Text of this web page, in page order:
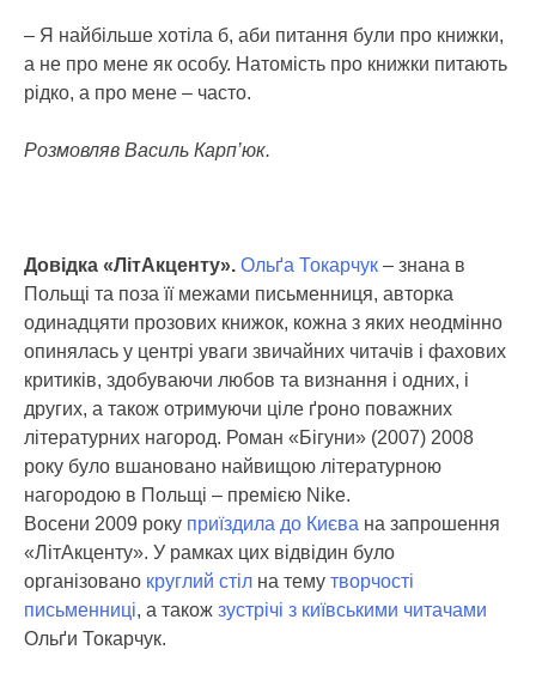
– Я найбільше хотіла б, аби питання були про книжки,
а не про мене як особу. Натомість про книжки питають
рідко, а про мене – часто.
Розмовляв Василь Карп’юк.
Довідка «ЛітАкценту». Ольґа Токарчук – знана в
Польщі та поза її межами письменниця, авторка
одинадцяти прозових книжок, кожна з яких неодмінно
опинялась у центрі уваги звичайних читачів і фахових
критиків, здобуваючи любов та визнання і одних, і
других, а також отримуючи ціле ґроно поважних
літературних нагород. Роман «Бігуни» (2007) 2008
року було вшановано найвищою літературною
нагородою в Польщі – премією Nike.
Восени 2009 року приїздила до Києва на запрошення
«ЛітАкценту». У рамках цих відвідин було
організовано круглий стіл на тему творчості
письменниці, а також зустрічі з київськими читачами
Ольґи Токарчук.